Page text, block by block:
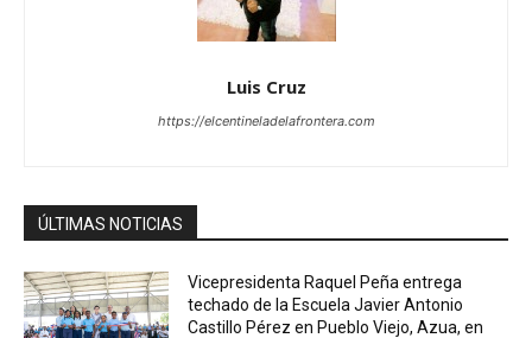
Luis Cruz
https://elcentineladelafrontera.com
ÚLTIMAS NOTICIAS
Vicepresidenta Raquel Peña entrega
techado de la Escuela Javier Antonio
Castillo Pérez en Pueblo Viejo, Azua, en